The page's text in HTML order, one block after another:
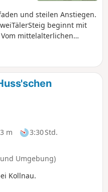
und steilen Anstiegen.
beginnt mit
mittelalterlichen
des Zweitälersteigs.
steil ist: Der Gipfel
m
3:30 Std.
Umgebung)
Kollnau.